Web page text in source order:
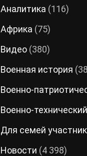
Аналитика (116)
Африка (75)
Видео(380)
Военная история
Военно-
Военно-
Для семей
Новости (4 398)